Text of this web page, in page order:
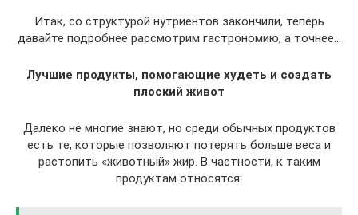
Итак, со структурой нутриентов закончили, теперь
давайте подробнее рассмотрим гастрономию, а точнее…
Лучшие продукты, помогающие худеть и создать
плоский живот
Далеко не многие знают, но среди обычных продуктов
есть те, которые позволяют потерять больше веса и
растопить «животный» жир. В частности, к таким
продуктам относятся: